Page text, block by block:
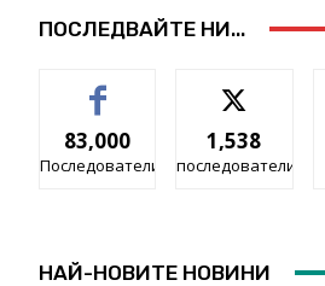
ПОСЛЕДВАЙТЕ НИ...
83,000
Последователи
1,538
последователи
НАЙ-НОВИТЕ НОВИНИ